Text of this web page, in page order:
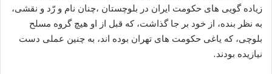
زیاده گویی های حکومت ایران در بلوچستان ،چنان نام و رّد و نقشی،
به نظر بنده، از خود بر جا گذاشت، که قبل از او هیچ گروه مسلح
بلوچی، که یاغی حکومت های تهران بوده اند، به چنین عملی دست
نیازیده بودند.